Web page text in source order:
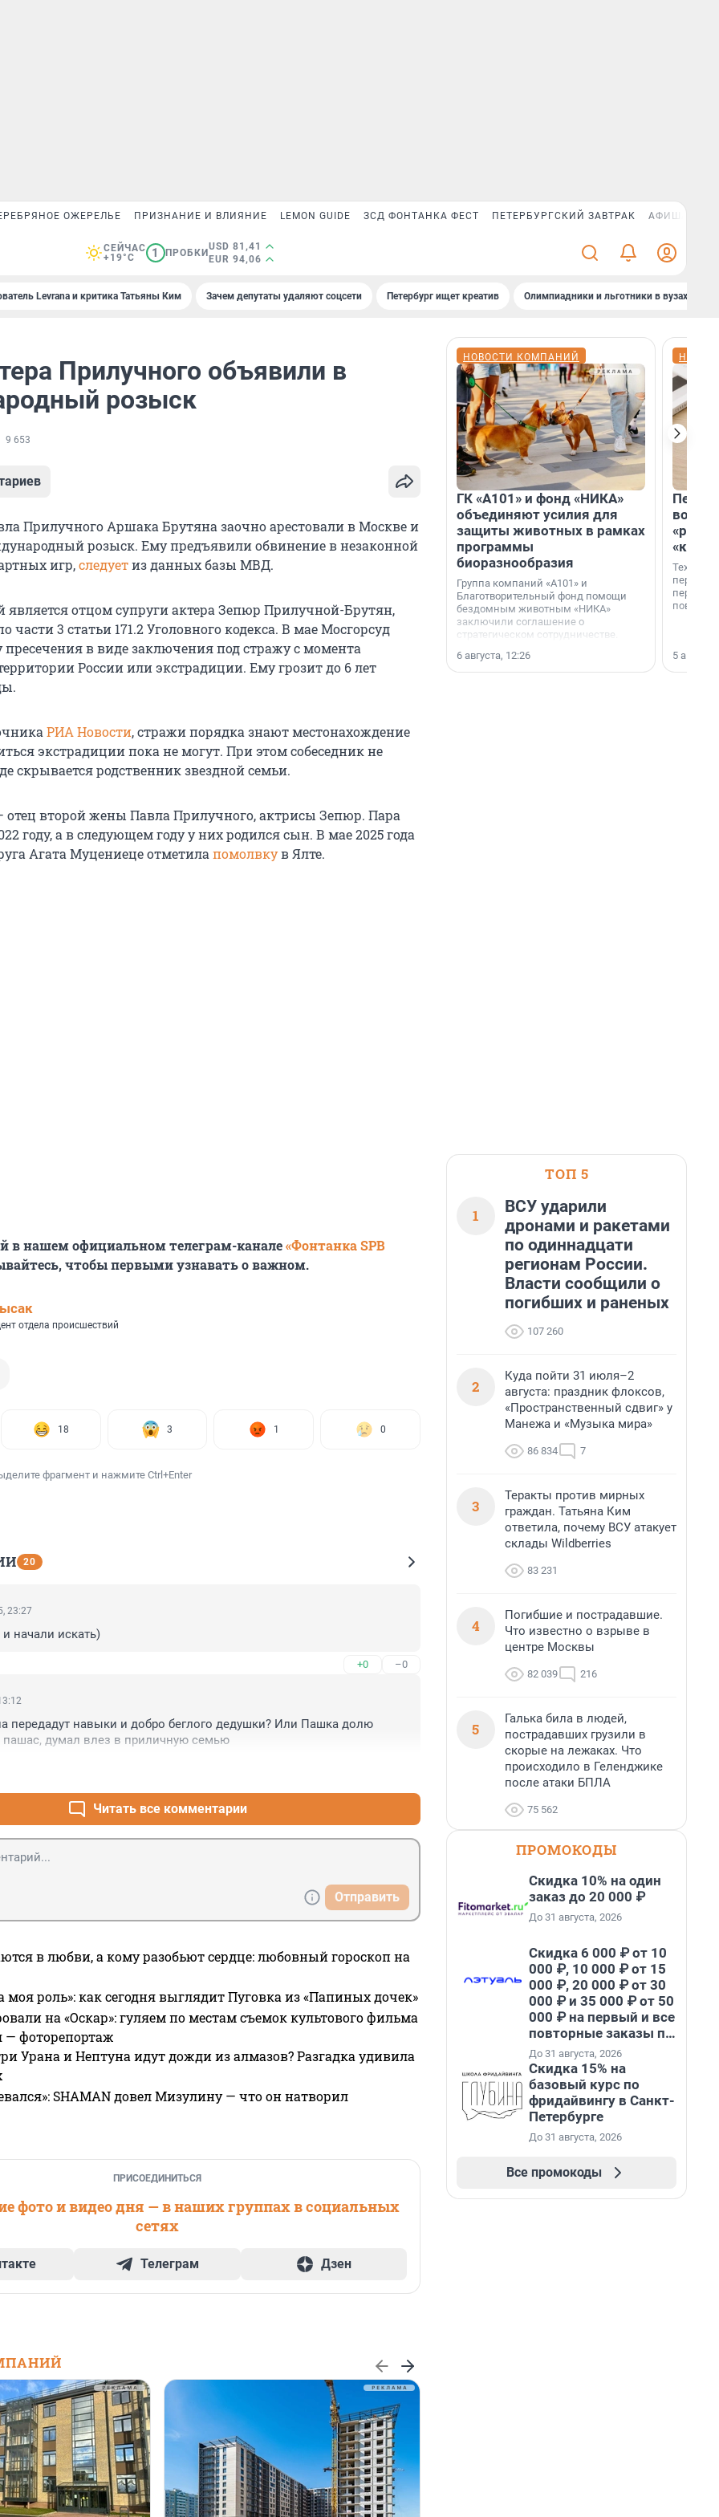
ОЖЕРЕЛЬЕ ПРИЗНАНИЕ И ВЛИЯНИЕ LEMON GUIDE ЗСД ФОНТАНКА ФЕСТ ПЕТЕРБУРГСКИЙ ЗАВТРАК АФИША PLUS
СЕЙЧАС
+19°C
1 ПРОБКИ
USD 81,41
EUR 94,06
Levrana и критика Татьяны Ким Зачем депутаты удаляют соцсети Петербург ищет креатив Олимпиадники и льготники в вузах СПб
Прилучного объявили в
розыск
9 653
Прилучного Аршака Брутяна заочно арестовали в Москве и
розыск. Ему предъявили обвинение в незаконной
игр,следуетиз данных базы МВД.
является отцом супруги актера Зепюр Прилучной-Брутян,
части 3 статьи 171.2 Уголовного кодекса. В мае Мосгорсуд
пресечения в виде заключения под стражу с момента
России или экстрадиции. Ему грозит до 6 лет
РИА Новости, стражи порядка знают местонахождение
экстрадиции пока не могут. При этом собеседник не
скрывается родственник звездной семьи.
второй жены Павла Прилучного, актрисы Зепюр. Пара
году, а в следующем году у них родился сын. В мае 2025 года
Агата Муцениеце отметила помолвкув Ялте.
в нашем официальном телеграм-канале«Фонтанка SPB
чтобы первыми узнавать о важном.
отдела происшествий
18 3 1 0
фрагмент и нажмите Ctrl+Enter
20
23:27
начали искать)
+0 –0
передадут навыки и добро беглого дедушки? Или Пашка долю
пашас, думал влез в приличную семью
Читать все комментарии
Отправить
в любви, а кому разобьют сердце: любовный гороскоп на
моя роль»: как сегодня выглядит Пуговка из «Папиных дочек»
на «Оскар»: гуляем по местам съемок культового фильма
— фоторепортаж
Урана и Нептуна идут дожди из алмазов? Разгадка удивила
SHAMAN довел Мизулину — что он натворил
ПРИСОЕДИНИТЬСЯ
фото и видео дня — в наших группах в социальных
сетях
Телеграм Дзен
НОВОСТИ КОМПАНИЙ
ГК «А101» и фонд «НИКА»
объединяют усилия для
защиты животных в рамках
программы
биоразнообразия
Группа компаний «А101» и
Благотворительный фонд помощи
бездомным животным «НИКА»
заключили соглашение о
стратегическом сотрудничестве.
6 августа, 12:26
5
ТОП 5
1
ВСУ ударили
дронами и ракетами
по одиннадцати
регионам России.
Власти сообщили о
погибших и раненых
107 260
2
Куда пойти 31 июля–2
августа: праздник флоксов,
«Пространственный сдвиг» у
Манежа и «Музыка мира»
86 834 7
3
Теракты против мирных
граждан. Татьяна Ким
ответила, почему ВСУ атакует
склады Wildberries
83 231
4
Погибшие и пострадавшие.
Что известно о взрыве в
центре Москвы
82 039 216
5
Галька била в людей,
пострадавших грузили в
скорые на лежаках. Что
происходило в Геленджике
после атаки БПЛА
75 562
ПРОМОКОДЫ
Скидка 10% на один
заказ до 20 000 ₽
До 31 августа, 2026
Скидка 6 000 ₽ от 10
000 ₽, 10 000 ₽ от 15
000 ₽, 20 000 ₽ от 30
000 ₽ и 35 000 ₽ от 50
000 ₽ на первый и все
повторные заказы по
промокоду НАБЕРИ
До 31 августа, 2026
Скидка 15% на
базовый курс по
фридайвингу в Санкт-
Петербурге
До 31 августа, 2026
Все промокоды